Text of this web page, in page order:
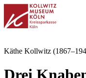
Käthe Kollwitz